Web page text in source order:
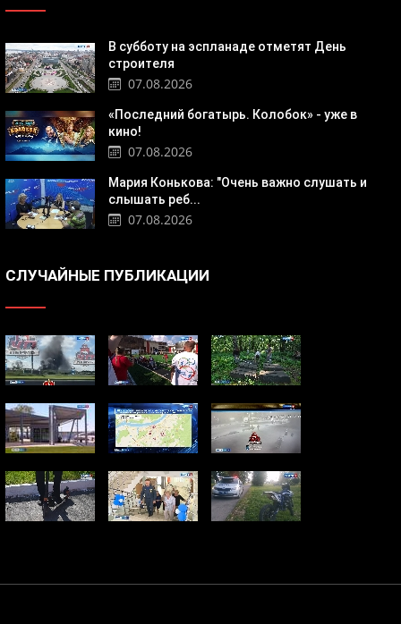
В субботу на эспланаде отметят День
строителя
07.08.2026
«Последний богатырь. Колобок» - уже в
кино!
07.08.2026
Мария Конькова: "Очень важно слушать и
слышать реб...
07.08.2026
СЛУЧАЙНЫЕ ПУБЛИКАЦИИ